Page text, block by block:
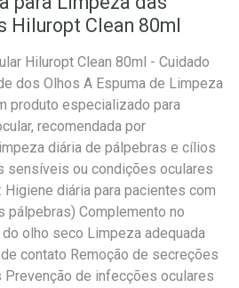
Hiluropt Clean 80ml
Hiluropt Clean 80ml - Cuidado
dos Olhos A Espuma de Limpeza
produto especializado para
recomendada por
diária de pálpebras e cílios
sensíveis ou condições oculares
diária para pacientes com
pálpebras) Complemento no
olho seco Limpeza adequada
contato Remoção de secreções
de infecções oculares